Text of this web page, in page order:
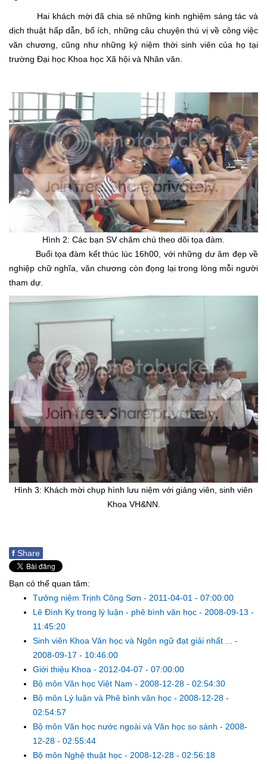
Hai khách mời đã chia sẻ những kinh nghiệm sáng tác và
dịch thuật hấp dẫn, bổ ích, những câu chuyện thú vị về công việc
văn chương, cũng như những kỷ niệm thời sinh viên của họ tại
trường Đại học Khoa học Xã hội và Nhân văn.
Hình 2: Các bạn SV chăm chú theo dõi tọa đàm.
Buổi tọa đàm kết thúc lúc 16h00, với những dư âm đẹp về
nghiệp chữ nghĩa, văn chương còn đọng lại trong lòng mỗi người
tham dự.
Hình 3: Khách mời chụp hình lưu niệm với giảng viên, sinh viên
Khoa VH&NN.
f Share
Bạn có thể quan tâm:
Tưởng niệm Trịnh Công Sơn - 2011-04-01 - 07:00:00
Lê Đình Kỵ trong lý luận - phê bình văn học - 2008-09-13 -
11:45:20
Sinh viên Khoa Văn học và Ngôn ngữ đạt giải nhất ... -
2008-09-17 - 10:46:00
Giới thiệu Khoa - 2012-04-07 - 07:00:00
Bộ môn Văn học Việt Nam - 2008-12-28 - 02:54:30
Bộ môn Lý luận và Phê bình văn học - 2008-12-28 -
02:54:57
Bộ môn Văn học nước ngoài và Văn học so sánh - 2008-
12-28 - 02:55:44
Bộ môn Nghệ thuật học - 2008-12-28 - 02:56:18